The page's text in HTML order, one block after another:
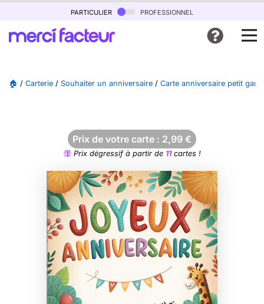
particulier professionnel
🏠 / Carterie / Souhaiter un anniversaire / Carte anniversaire petit
Prix de votre carte : 2,99 €
Prix dégressif à partir de 11cartes !